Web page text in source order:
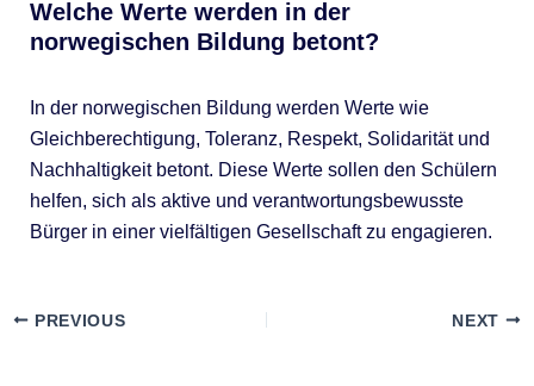
Welche Werte werden in der
norwegischen Bildung betont?
In der norwegischen Bildung werden Werte wie
Gleichberechtigung, Toleranz, Respekt, Solidarität und
Nachhaltigkeit betont. Diese Werte sollen den Schülern
helfen, sich als aktive und verantwortungsbewusste
Bürger in einer vielfältigen Gesellschaft zu engagieren.
PREVIOUS NEXT